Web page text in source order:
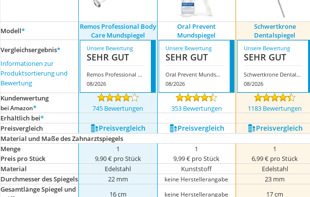
Modell*
Remos Professional Body
Care Mundspiegel
Oral Prevent
Mundspiegel
Schwertkrone
Dentalspiegel
Vergleichsergebnis*
Informationen zur
Produktsortierung und
Bewertung
Unsere Bewertung
SEHR GUT
Remos Professional Body Care Mundspiegel
08/2026
Unsere Bewertung
SEHR GUT
Oral Prevent Mundspiegel
08/2026
Unsere Bewertung
SEHR GUT
Schwertkrone Dentalspiegel
08/2026
Kundenwertung
bei Amazon* 745 Bewertungen 353 Bewertungen 1183 Bewertungen
Erhältlich bei*
Preis­vergleich
Preis­vergleich Preis­vergleich Preis­vergleich
Material und Maße des Zahnarztspiegels
Menge
Preis pro Stück
1
9,90 € pro Stück
1
9,99 € pro Stück
1
6,99 € pro Stück
Material
Edelstahl Kunststoff Edelstahl
Durchmesser des Spiegels
22 mm keine Herstellerangabe 23 mm
Gesamtlänge Spiegel und
16 cm keine Herstellerangabe 17 cm